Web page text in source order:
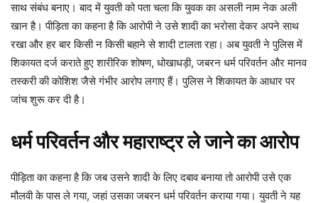
साथ संबंध बनाए। बाद में युवती को पता चला कि युवक का असली नाम नेक अली
खान है। पीड़िता का कहना है कि आरोपी ने उसे शादी का भरोसा देकर अपने साथ
रखा और हर बार किसी न किसी बहाने से शादी टालता रहा। अब युवती ने पुलिस में
शिकायत दर्ज कराते हुए शारीरिक शोषण, धोखाधड़ी, जबरन धर्म परिवर्तन और मानव
तस्करी की कोशिश जैसे गंभीर आरोप लगाए हैं। पुलिस ने शिकायत के आधार पर
जांच शुरू कर दी है।
धर्म परिवर्तन और महाराष्ट्र ले जाने का आरोप
पीड़िता का कहना है कि जब उसने शादी के लिए दबाव बनाया तो आरोपी उसे एक
मौलवी के पास ले गया, जहां उसका जबरन धर्म परिवर्तन कराया गया। युवती ने यह